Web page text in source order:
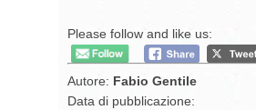
Please follow and like us:
Autore: Fabio Gentile
Data di pubblicazione: